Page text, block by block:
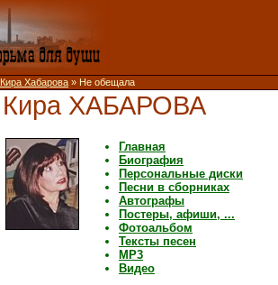
Кира Хабарова » Не обещала
Кира ХАБАРОВА
Главная
Биография
Персональные диски
Песни в сборниках
Автографы
Постеры, афиши, ...
Фотоальбом
Тексты песен
MP3
Видео